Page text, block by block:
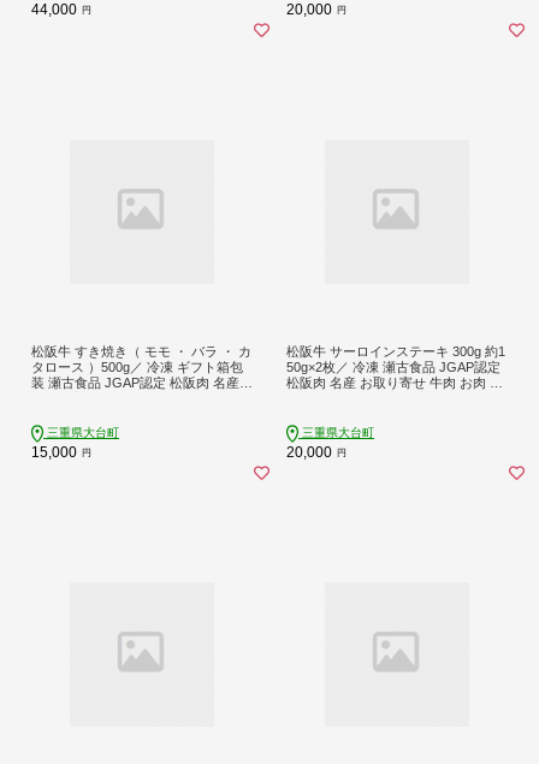
44,000 円 20,000 円
松阪牛 すき焼き（ モモ ・ バラ ・ カ
タロース ）500g／ 冷凍 ギフト箱包
装 瀬古食品 JGAP認定 松阪肉 名産
ド牛 ギフト 贈答 産地直送 松阪 牛 赤
身 セット 三重県 大台町 (0041)
三重県大台町
15,000 円
松阪牛 サーロインステーキ 300g 約1
50g×2枚／ 冷凍 瀬古食品 JGAP認定
松阪肉 名産 お取り寄せ 牛肉 お肉 肉
用 ギフト 贈答用 産地直送 松阪 牛 赤
身 霜降り 三重県 大台町 (0051)
三重県大台町
20,000 円